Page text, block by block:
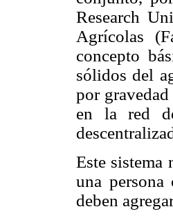
Research
Agrícolas
concepto
sólidos del
por
en la red
Este sistema
una
deben